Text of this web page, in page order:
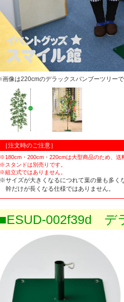
像は220cmのデラックスバンブーツリー
［注文時のご注意］
※180cm・200cm・220cmは大型商品のため、送
※スタンドは別売りです。
※組立式ではありません。
※サイズが大きくなるにつれて葉の量も多く
幹だけが長くなる仕様ではありません。
■ESUD-002f39d デ